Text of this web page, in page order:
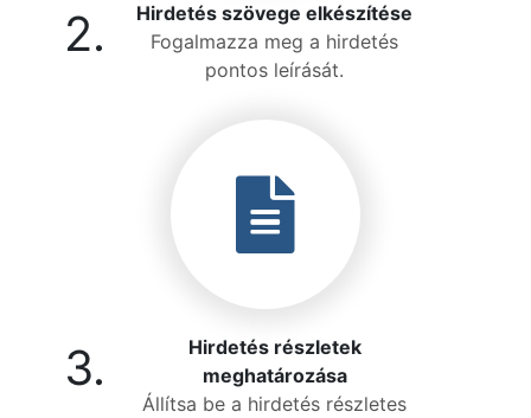
2.
Hirdetés szövege elkészítése
Fogalmazza meg a hirdetés
pontos leírását.
3.
Hirdetés részletek
meghatározása
Állítsa be a hirdetés részletes